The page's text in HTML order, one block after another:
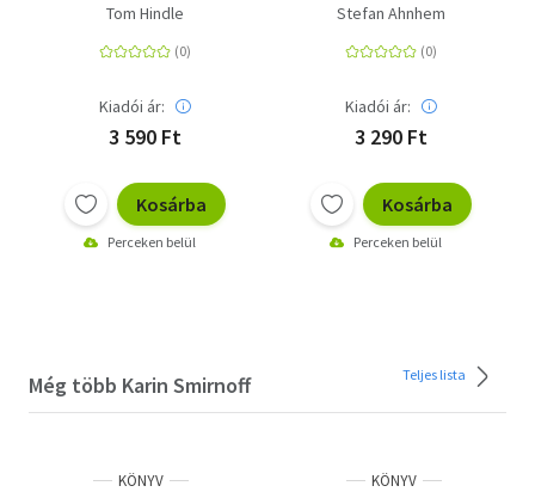
Tom Hindle
Kiadói ár:
3 590 Ft
Kosárba
Perceken belül
Stefan Ahnhem
Kiadói ár:
3 290 Ft
Kosárba
Perceken belül
Még több Karin Smirnoff Teljes lista
KÖNYV KÖNYV